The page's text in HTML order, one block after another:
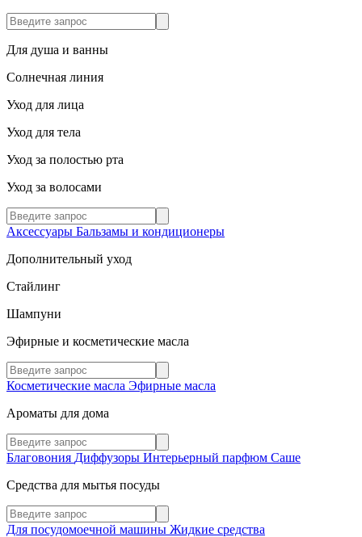
Для душа и ванны
Солнечная линия
Уход для лица
Уход для тела
Уход за полостью рта
Уход за волосами
Аксессуары Бальзамы и кондиционеры
Дополнительный уход
Стайлинг
Шампуни
Эфирные и косметические масла
Косметические масла Эфирные масла
Ароматы для дома
Благовония Диффузоры Интерьерный парфюм Саше
Средства для мытья посуды
Для посудомоечной машины Жидкие средства